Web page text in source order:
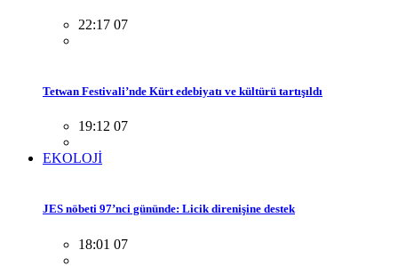
22:17 07
Tetwan Festivali’nde Kürt edebiyatı ve kültürü tartışıldı
19:12 07
EKOLOJİ
JES nöbeti 97’nci gününde: Licik direnişine destek
18:01 07